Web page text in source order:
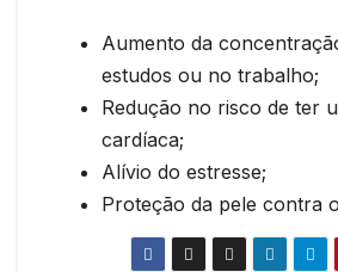
Aumento da
estudos ou no trabalho;
Redução no risco de ter
cardíaca;
Alívio do estresse;
Proteção da pele contra